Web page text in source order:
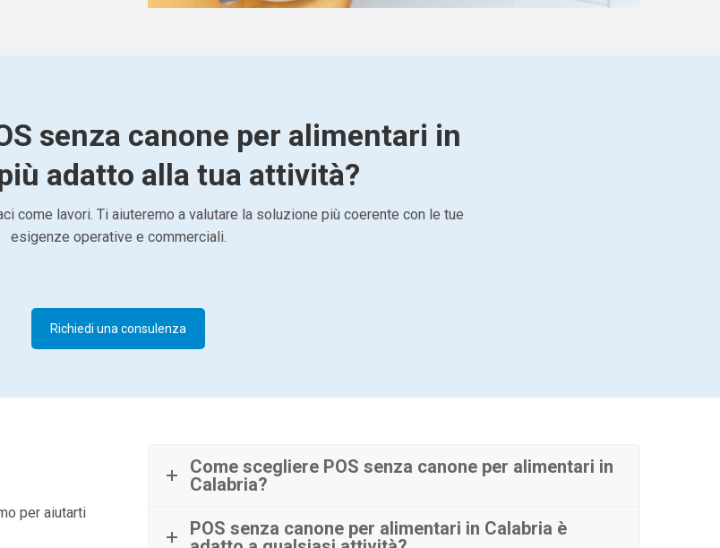
senza canone per alimentari in
adatto alla tua attività?
come lavori. Ti aiuteremo a valutare la soluzione più coerente con le tue
esigenze operative e commerciali.
Richiedi una consulenza
per aiutarti
Come scegliere POS senza canone per alimentari in
Calabria?
POS senza canone per alimentari in Calabria è